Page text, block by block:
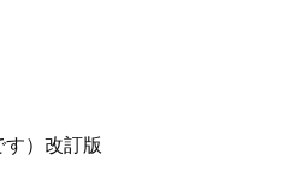
）改訂版